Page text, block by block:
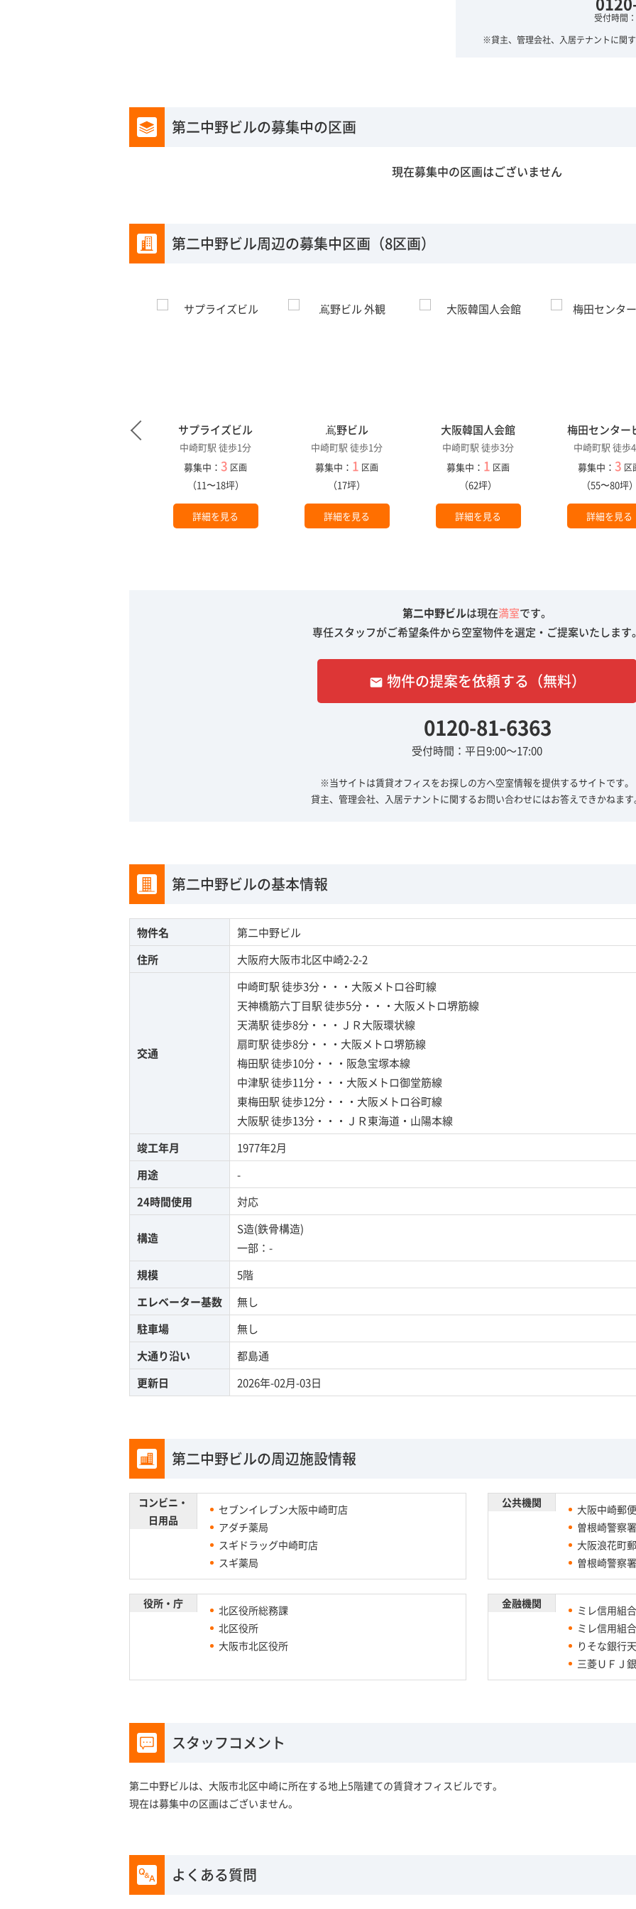
受付時間
※貸主、管理会社、入居テナントに関
第二中野ビルの募集中の区画
現在募集中の区画はございません
第二中野ビル周辺の募集中区画（8区画）
サプライズビル
中崎町駅 徒歩1分
募集中：3 区画
（11〜18坪）
詳細を見る
嶌野ビル
中崎町駅 徒歩1分
募集中： 1 区画
（17坪）
詳細を見る
大阪韓国人会館
中崎町駅 徒歩3分
募集中： 1 区画
（62坪）
詳細を見る
梅田センター
中崎町駅 徒歩
募集中：3 区
（55〜80坪
詳細を見る
第二中野ビルは現在満室です。
専任スタッフがご希望条件から空室物件を選定・ご提案いたします
email 物件の提案を依頼する（無料）
0120-81-6363
受付時間：平日9:00～17:00
※当サイトは賃貸オフィスをお探しの方へ空室情報を提供するサイトです。
貸主、管理会社、入居テナントに関するお問い合わせにはお答えできかねま
第二中野ビルの基本情報
物件名
第二中野ビル
住所
大阪府大阪市北区中崎2-2-2
交通
中崎町駅徒歩3分・・・大阪メトロ谷町線
天神橋筋六丁目駅徒歩5分・・・大阪メトロ堺筋線
天満駅徒歩8分・・・ＪＲ大阪環状線
扇町駅徒歩8分・・・大阪メトロ堺筋線
梅田駅徒歩10分・・・阪急宝塚本線
中津駅徒歩11分・・・大阪メトロ御堂筋線
東梅田駅徒歩12分・・・大阪メトロ谷町線
大阪駅徒歩13分・・・ＪＲ東海道・山陽本線
竣工年月
1977年2月
用途
-
24時間使用
対応
構造
S造(鉄骨構造)
一部：-
規模
5階
エレベーター基数
無し
駐車場
無し
大通り沿い
都島通
更新日
2026年-02月-03日
第二中野ビルの周辺施設情報
コンビニ・
日用品
セブンイレブン大阪中崎町店
アダチ薬局
スギドラッグ中崎町店
スギ薬局
公共機関
大阪中崎郵
曽根崎警察
大阪浪花町
曽根崎警察
役所・庁
北区役所総務課
北区役所
大阪市北区役所
金融機関
ミレ信用組
ミレ信用組合
りそな銀行
三菱ＵＦＪ
スタッフコメント
第二中野ビルは、大阪市北区中崎に所在する地上5階建ての賃貸オフィスビルです。
現在は募集中の区画はございません。
よくある質問